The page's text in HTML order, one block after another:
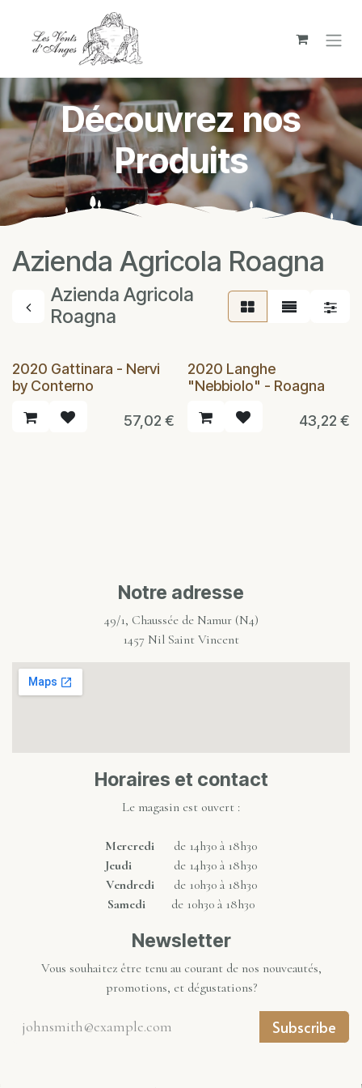
Se rendre au contenu
Découvrez nos
Produits
Azienda Agricola Roagna
Azienda Agricola
Roagna
2020 Gattinara - Nervi
by Conterno
57,02 €
2020 Langhe
"Nebbiolo" - Roagna
43,22 €
Notre adresse
49/1, Chaussée de Namur (N4)
1457 Nil Saint Vincent
Horaires et contact
Le magasin est ouvert :
Mercredi de 14h30 à 18h30
Jeudi de 14h30 à 18h30
Vendredide 10h30 à 18h30
Samedi de 10h30 à 18h30
Newsletter
Vous souhaitez être tenu au courant de nos nouveautés,
promotions, et dégustations?
Subscribe